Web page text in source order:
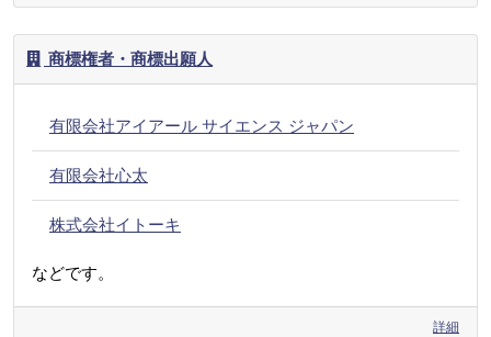
商標権者・商標出願人
有限会社アイアール サイエンス ジャパン
有限会社心太
株式会社イトーキ
などです。
詳細